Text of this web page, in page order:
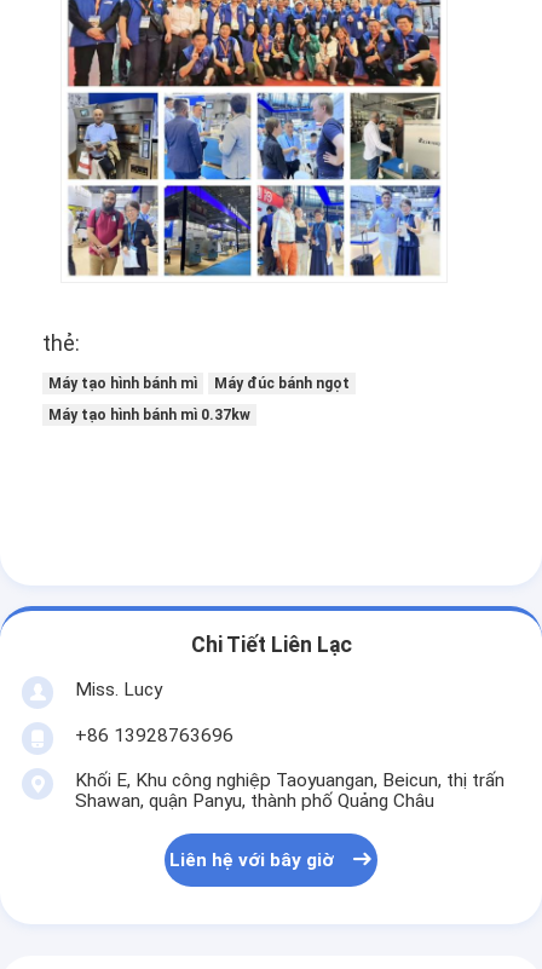
thẻ:
Máy tạo hình bánh mì
Máy đúc bánh ngọt
Máy tạo hình bánh mì 0.37kw
Chi Tiết Liên Lạc
Miss. Lucy
+86 13928763696
Khối E, Khu công nghiệp Taoyuangan, Beicun, thị trấn
Shawan, quận Panyu, thành phố Quảng Châu
Liên hệ với bây giờ